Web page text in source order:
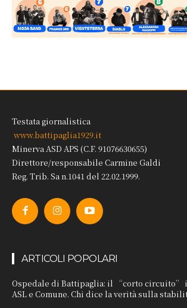
Testata giornalistica
www.battipaglia1929.it
Minerva ASD APS (C.F. 91076630655)
Direttore/responsabile Carmine Galdi
Reg. Trib. Sa n.1041 del 22.02.1999.
ARTICOLI POPOLARI
Ospedale di Battipaglia: il “corto circuito”
ASL e Comune. Chi dice la verità sulla